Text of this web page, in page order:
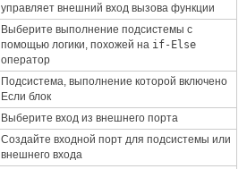
управляет внешний вход вызова функции
Выберите выполнение подсистемы с
помощью логики, похожей на if-Else
оператор
Подсистема, выполнение которой включено
Если блок
Выберите вход из внешнего порта
Создайте входной порт для подсистемы или
внешнего входа